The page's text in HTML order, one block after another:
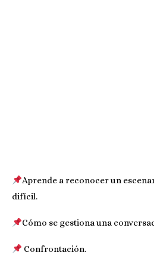
Aprende a reconocer un
difícil.
Cómo se gestiona una
Confrontación.